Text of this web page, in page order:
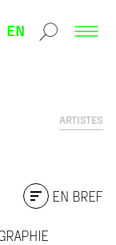
EN
ARTISTES
EN BREF